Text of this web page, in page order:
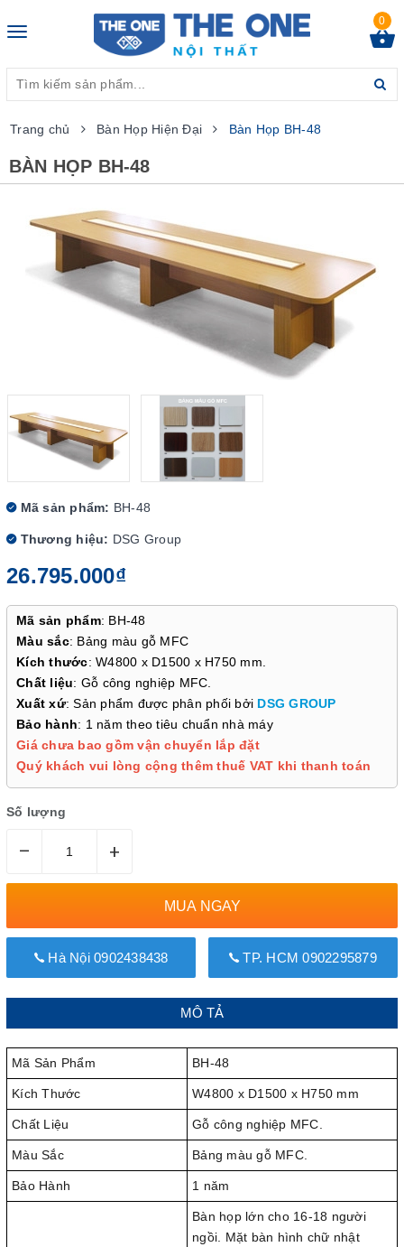
Toggle
0
Trang chủ Bàn Họp Hiện Đại Bàn Họp BH-48
BÀN HỌP BH-48
Mã sản phẩm: BH-48
Thương hiệu: DSG Group
26.795.000₫
Mã sản phẩm: BH-48
Màu sắc: Bảng màu gỗ MFC
Kích thước: W4800 x D1500 x H750 mm.
Chất liệu: Gỗ công nghiệp MFC.
Xuất xứ: Sản phẩm được phân phối bởi DSG GROUP
Bảo hành: 1 năm theo tiêu chuẩn nhà máy
Giá chưa bao gồm vận chuyển lắp đặt
Quý khách vui lòng cộng thêm thuế VAT khi thanh toán
Số lượng
– +
MUA NGAY
Hà Nội 0902438438 TP. HCM 0902295879
MÔ TẢ
Mã Sản Phẩm BH-48
Kích Thước W4800 x D1500 x H750 mm
Chất Liệu Gỗ công nghiệp MFC.
Màu Sắc Bảng màu gỗ MFC.
Bảo Hành 1 năm
Bàn họp lớn cho 16-18 người
ngồi. Mặt bàn hình chữ nhật